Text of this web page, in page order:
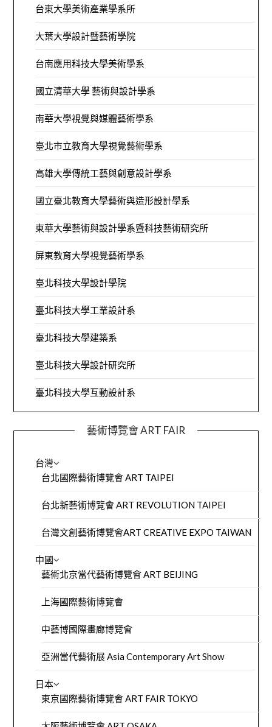
台東大學美術產業學系所
大葉大學設計暨藝術學院
台南應用科技大學美術學系
國立清華大學 藝術與設計學系
南華大學視覺與媒體藝術學系
臺北市立教育大學視覺藝術學系
高雄大學傳統工藝與創意設計學系
國立臺北教育大學藝術與造形設計學系
東華大學藝術與設計學系暨科技藝術研究所
屏東教育大學視覺藝術學系
臺北科技大學設計學院
臺北科技大學工業設計系
臺北科技大學建築系
臺北科技大學設計研究所
臺北科技大學互動設計系
藝術博覽會 ART FAIR
台灣
台北國際藝術博覽會 ART TAIPEI
台北新藝術博覽會 ART REVOLUTION TAIPEI
台灣文創藝術博覽會ART CREATIVE EXPO TAIWAN
中國
藝術北京當代藝術博覽會 ART BEIJING
上海國際藝術博覽會
中藝博國際畫廊博覽會
亞洲當代藝術展 Asia Contemporary Art Show
日本
東京國際藝術博覽會 ART FAIR TOKYO